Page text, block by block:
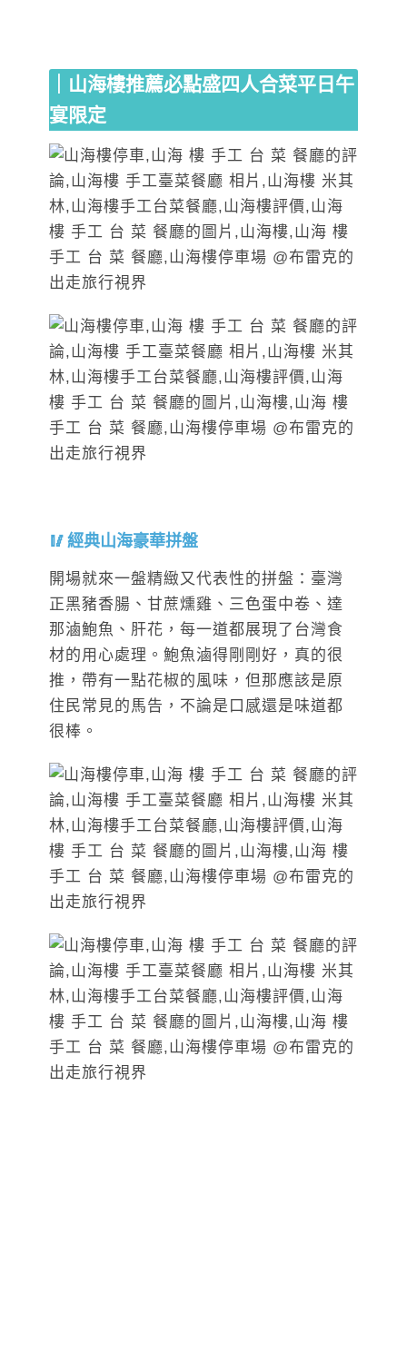
｜山海樓推薦必點盛四人合菜平日午
宴限定
經典山海豪華拼盤
開場就來一盤精緻又代表性的拼盤：臺灣
正黑豬香腸、甘蔗燻雞、三色蛋中卷、達
那滷鮑魚、肝花，每一道都展現了台灣食
材的用心處理。鮑魚滷得剛剛好，真的很
推，帶有一點花椒的風味，但那應該是原
住民常見的馬告，不論是口感還是味道都
很棒。